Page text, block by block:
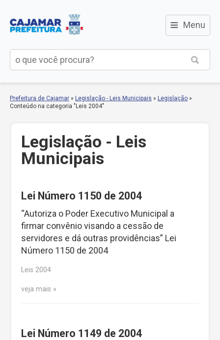
≡ Menu
Prefeitura de Cajamar » Legislação - Leis Municipais » Legislação »
Conteúdo na categoria "Leis 2004"
Legislação - Leis
Municipais
Lei Número 1150 de 2004
“Autoriza o Poder Executivo Municipal a
firmar convênio visando a cessão de
servidores e dá outras providências” Lei
Número 1150 de 2004
Leis 2004
veja mais
Lei Número 1149 de 2004